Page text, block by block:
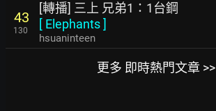
43
130
[轉播] 三上 兄弟1：1台鋼
[ Elephants]
hsuaninteen
更多 即時熱門文章 >>